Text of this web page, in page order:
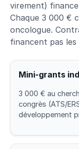
virement)
Chaque 3 000 €
oncologue.
financent pas
Mini-grants
3 000 € au
congrès (ATS/
développement